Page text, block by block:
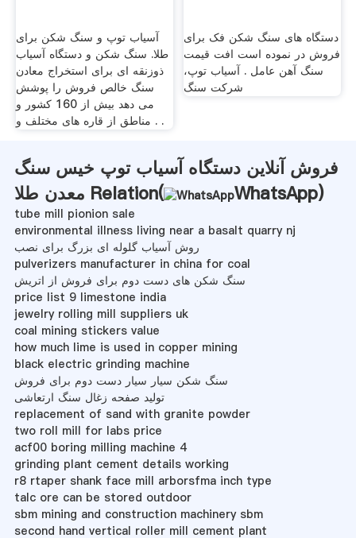
آسیاب توپ و سنگ شکن برای
طلا. سنگ شکن و دستگاه آسیاب
ذوزنقه ای برای استخراج معادن
سنگ خالص فروش را پوشش
می دهد بیش از 160 کشور و
مناطق از قاره های مختلف و . .
دستگاه های سنگ شکن فک برای
فروش در نموده است افت قیمت
سنگ آهن عامل . آسیاب توپ،
شرکت سنگ
فروش آنلاین دستگاه آسیاب توپ خیس سنگ
معدن طلا Relation(
WhatsApp)
tube mill pionion sale
environmental illness living near a basalt quarry nj
روش آسیاب گلوله ای بزرگ برای نصب
pulverizers manufacturer in china for coal
سنگ شکن های دست دوم برای فروش از اتریش
price list 9 limestone india
jewelry rolling mill suppliers uk
coal mining stickers value
how much lime is used in copper mining
black electric grinding machine
سنگ شکن سیار سیار دست دوم برای فروش
تولید صفحه زغال سنگ ارتعاشی
replacement of sand with granite powder
two roll mill for labs price
acf00 boring milling machine 4
grinding plant cement details working
r8 rtaper shank face mill arborsfma inch type
talc ore can be stored outdoor
sbm mining and construction machinery sbm
second hand vertical roller mill cement plant